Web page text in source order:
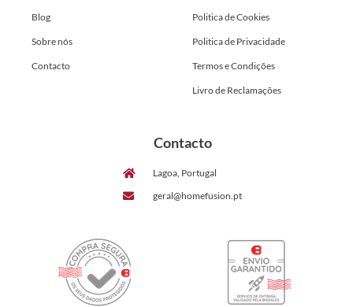
Blog
Sobre nós
Contacto
Politica de Cookies
Politica de Privacidade
Termos e Condições
Livro de Reclamações
Contacto
Lagoa, Portugal
geral@homefusion.pt